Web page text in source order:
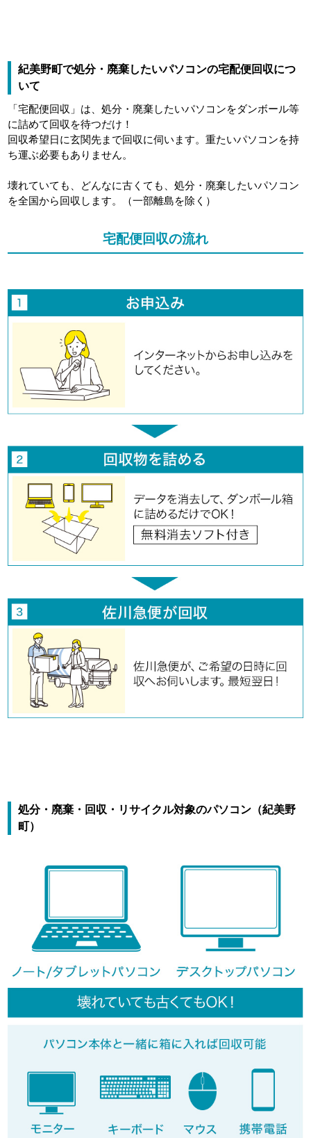
紀美野町で処分・廃棄したいパソコンの宅配便回収につ
いて
「宅配便回収」は、処分・廃棄したいパソコンをダンボール等
に詰めて回収を待つだけ！
回収希望日に玄関先まで回収に伺います。重たいパソコンを持
ち運ぶ必要もありません。
壊れていても、どんなに古くても、処分・廃棄したいパソコン
を全国から回収します。（一部離島を除く）
宅配便回収の流れ
処分・廃棄・回収・リサイクル対象のパソコン（紀美野
町）